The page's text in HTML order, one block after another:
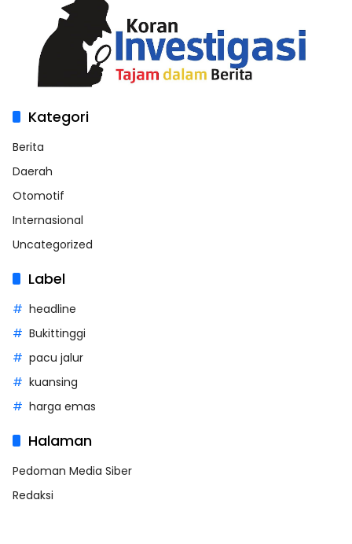
Kategori
Berita
Daerah
Otomotif
Internasional
Uncategorized
Label
headline
Bukittinggi
pacu jalur
kuansing
harga emas
Halaman
Pedoman Media Siber
Redaksi